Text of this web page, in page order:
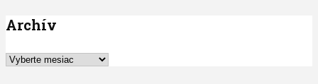
Archív
Archív